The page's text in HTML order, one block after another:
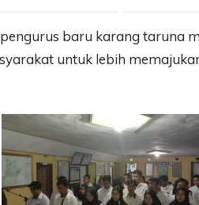
baru karang taruna
untuk lebih